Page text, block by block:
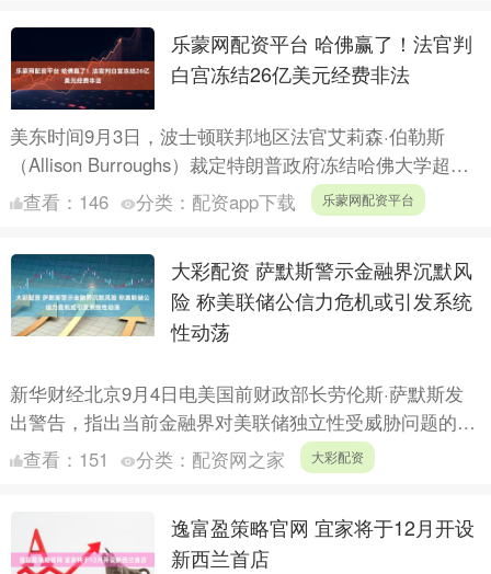
乐蒙网配资平台 哈佛赢了！法官判
白宫冻结26亿美元经费非法
美东时间9月3日，波士顿联邦地区法官艾莉森·伯勒斯
（Allison Burroughs）裁定特朗普政府冻结哈佛大学超过
26亿美元联邦资助的行为没有遵循正当程序，....
查看： 146 分类： 配资app下载 乐蒙网配资平台
大彩配资 萨默斯警示金融界沉默风
险 称美联储公信力危机或引发系统
性动荡
新华财经北京9月4日电美国前财政部长劳伦斯·萨默斯发
出警告，指出当前金融界对美联储独立性受威胁问题的沉
默态度“令人不安”，并预言若美联储公信力持续受损，可
查看： 151 分类： 配资网之家 大彩配资
逸富盈策略官网 宜家将于12月开设
新西兰首店